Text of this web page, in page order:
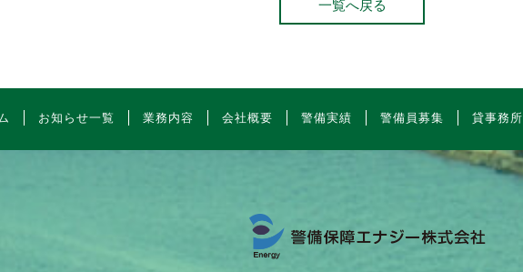
一覧へ戻る
お知らせ一覧 業務内容 会社概要 警備実績 警備員募集 貸事務所